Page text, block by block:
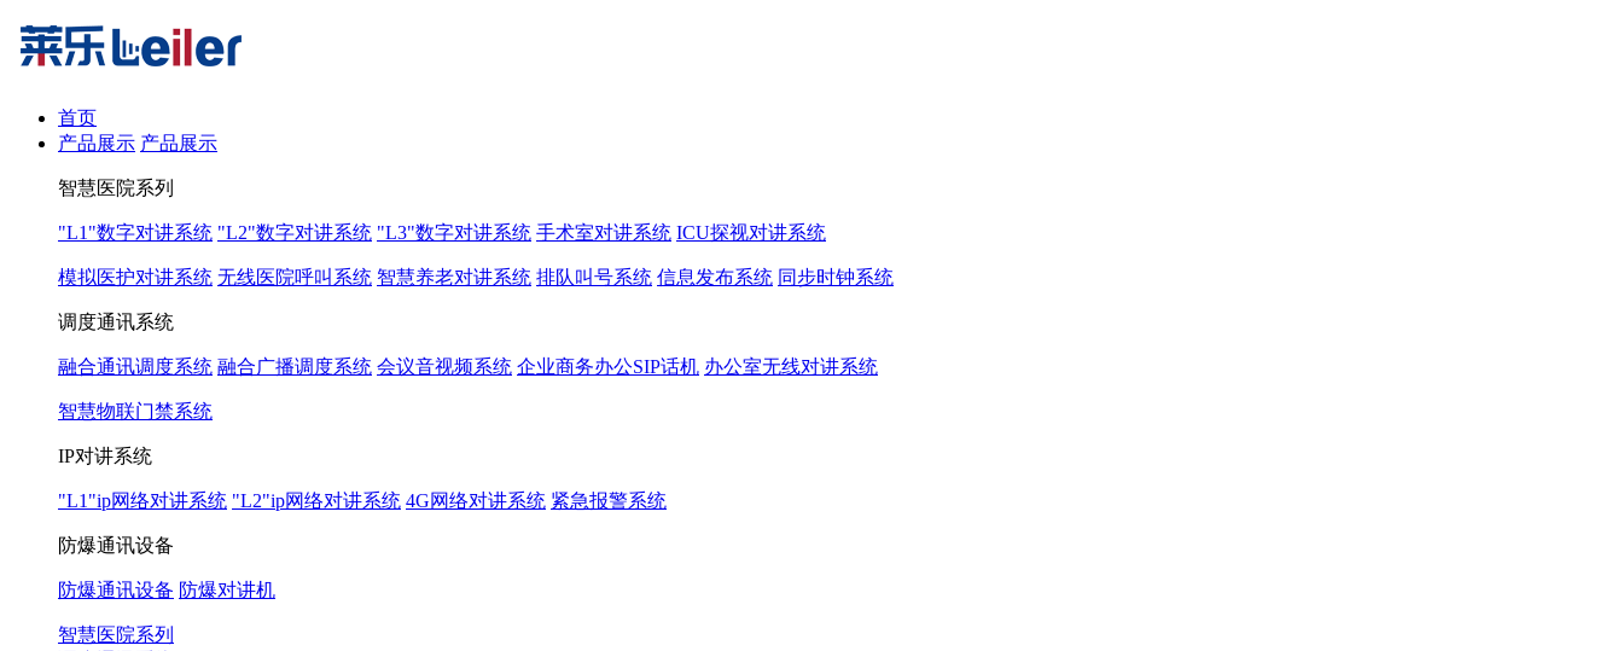
首页
产品展示 产品展示
智慧医院系列
"L1"数字对讲系统 "L2"数字对讲系统 "L3"数字对讲系统 手术室对讲系统 ICU探视对讲系统
模拟医护对讲系统 无线医院呼叫系统 智慧养老对讲系统 排队叫号系统 信息发布系统 同步时钟系统
调度通讯系统
融合通讯调度系统 融合广播调度系统 会议音视频系统 企业商务办公SIP话机 办公室无线对讲系统
智慧物联门禁系统
IP对讲系统
"L1"ip网络对讲系统 "L2"ip网络对讲系统 4G网络对讲系统 紧急报警系统
防爆通讯设备
防爆通讯设备 防爆对讲机
智慧医院系列